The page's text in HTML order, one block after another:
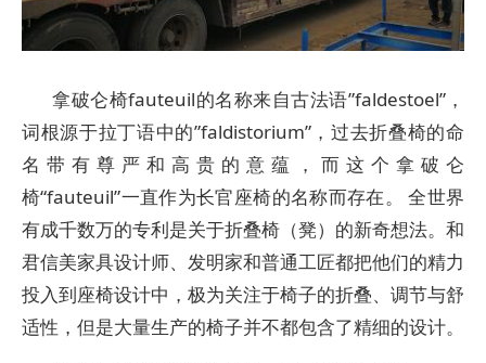
拿破仑椅fauteuil的名称来自古法语”faldestoel”，
词根源于拉丁语中的”faldistorium”，过去折叠椅的命
名带有尊严和高贵的意蕴，而这个拿破仑
椅“fauteuil”一直作为长官座椅的名称而存在。 全世界
有成千数万的专利是关于折叠椅（凳）的新奇想法。和
君信美家具设计师、发明家和普通工匠都把他们的精力
投入到座椅设计中，极为关注于椅子的折叠、调节与舒
适性，但是大量生产的椅子并不都包含了精细的设计。